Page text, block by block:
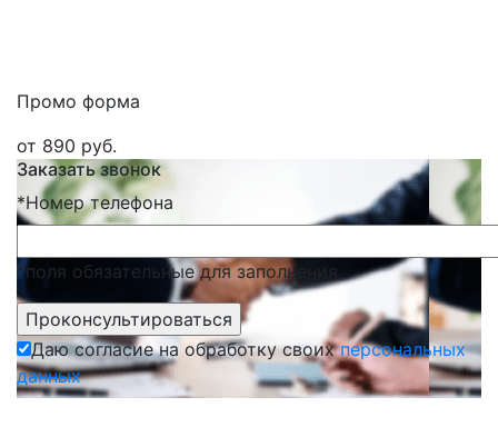
Промо форма
от 890 руб.
Заказать звонок
*Номер телефона
*поля обязательные для заполнения
Даю согласие на обработку своихперсональных
данных